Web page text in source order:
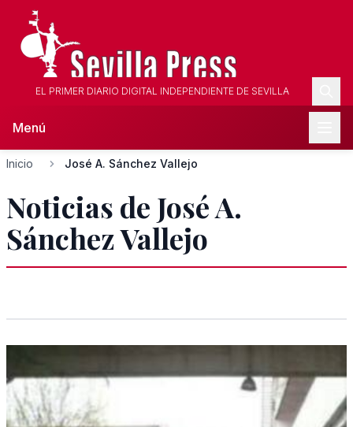
EL PRIMER DIARIO DIGITAL INDEPENDIENTE DE SEVILLA
Menú
Inicio José A. Sánchez Vallejo
Noticias de José A.
Sánchez Vallejo